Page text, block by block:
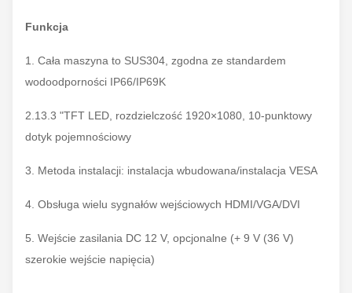
Funkcja
1. Cała maszyna to SUS304, zgodna ze standardem
wodoodporności IP66/IP69K
2.13.3 "TFT LED, rozdzielczość 1920×1080, 10-punktowy
dotyk pojemnościowy
3. Metoda instalacji: instalacja wbudowana/instalacja VESA
4. Obsługa wielu sygnałów wejściowych HDMI/VGA/DVI
5. Wejście zasilania DC 12 V, opcjonalne (+ 9 V (36 V)
szerokie wejście napięcia)